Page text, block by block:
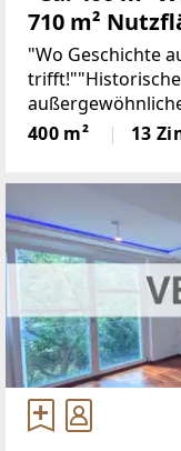
710 m²
"Wo Geschichte
Herzen von Perchtoldsdorf"
Zentrum von
400 m² 13